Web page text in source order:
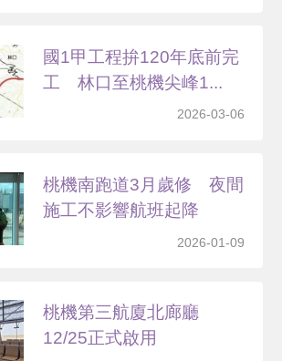
國1甲工程拚120年底前完
工 林口至桃機尖峰1...
2026-03-06
桃機南跑道3月歲修 夜間
施工不影響航班起降
2026-01-09
桃機第三航廈北廊廳
12/25正式啟用